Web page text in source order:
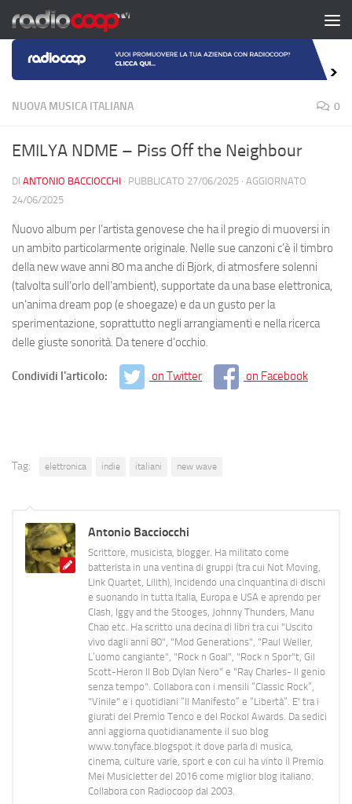
Salta al contenuto
NUOVA MUSICA ITALIANA 0
EMILYA NDME – Piss Off the Neighbour
DI ANTONIO BACCIOCCHI · PUBBLICATO 27/06/2025 · AGGIORNATO
24/06/2025
Nuovo album per l’artista genovese che ha il pregio di muoversi in
un ambito particolarmente originale. Nelle sue canzoni c’è il timbro
della new wave anni 80 ma anche di Bjork, di atmosfere solenni
(talvolta sull’orlo dell’ambient), supportate da una base elettronica,
un’anima dream pop (e shoegaze) e da un gusto per la
sperimentazione, soprattutto negli arrangiamenti e nella ricerca
delle giuste sonorità. Da tenere d’occhio.
Condividi l'articolo: on Twitter on Facebook
Tag: elettronica indie italiani new wave
Antonio Bacciocchi
Scrittore, musicista, blogger. Ha militato come
batterista in una ventina di gruppi (tra cui Not Moving,
Link Quartet, Lilith), incidendo una cinquantina di dischi
e suonando in tutta Italia, Europa e USA e aprendo per
Clash, Iggy and the Stooges, Johnny Thunders, Manu
Chao etc. Ha scritto una decina di libri tra cui "Uscito
vivo dagli anni 80", "Mod Generations", "Paul Weller,
L’uomo cangiante", "Rock n Goal", "Rock n Spor"t, Gil
Scott-Heron Il Bob Dylan Nero" e "Ray Charles- Il genio
senza tempo". Collabora con i mensili “Classic Rock”,
"Vinile" e i quotidiani “Il Manifesto” e “Libertà”. E' tra i
giurati del Premio Tenco e del Rockol Awards. Da sedici
anni aggiorna quotidianamente il suo blog
www.tonyface.blogspot.it dove parla di musica,
cinema, culture varie, sport e con cui ha vinto il Premio
Mei Musicletter del 2016 come miglior blog italiano.
Collabora con Radiocoop dal 2003.